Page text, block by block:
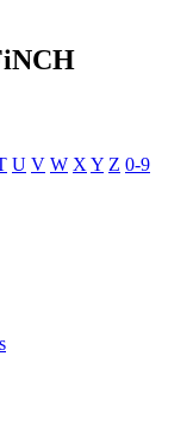
U V W X Y Z 0-9